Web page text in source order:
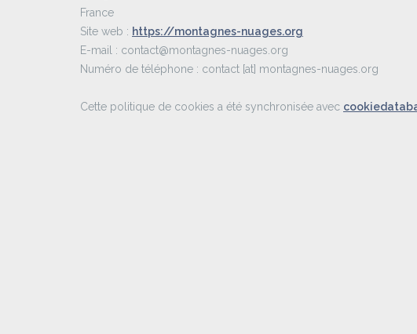
France
Site web : https://montagnes-nuages.org
E-mail : contact@montagnes-nuages.org
Numéro de téléphone : contact [at] montagnes-nuages.org
Cette politique de cookies a été synchronisée avec